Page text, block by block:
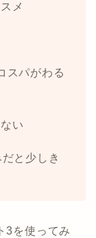
メ
スパがわる
い
と少しき
3を使ってみ